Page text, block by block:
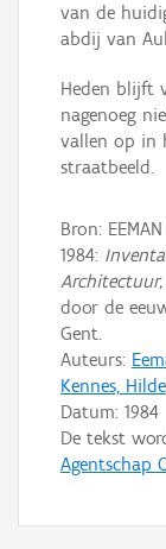
van de
abdij van
Heden blijft
nagenoeg
vallen op in
straatbeeld.
Bron:
1984:
Architectuur,
door de
Gent.
Auteurs:
Kennes, Hilde
Datum: 1984
De tekst
Agentschap